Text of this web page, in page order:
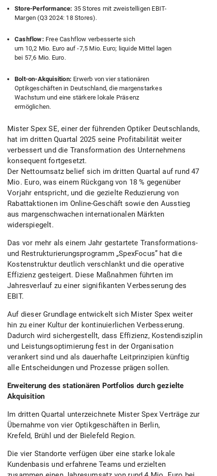
Store-Performance: 35 Stores mit zweistelligen EBIT-
Margen (Q3 2024: 18 Stores).
Cashflow: Free Cashflow verbesserte sich
um 10,2 Mio. Euro auf -7,5 Mio. Euro; liquide Mittel lagen
bei 57,6 Mio. Euro.
Bolt-on-Akquisition: Erwerb von vier stationären
Optikgeschäften in Deutschland, die margenstarkes
Wachstum und eine stärkere lokale Präsenz
ermöglichen.
Mister Spex SE, einer der führenden Optiker Deutschlands,
hat im dritten Quartal 2025 seine Profitabilität weiter
verbessert und die Transformation des Unternehmens
konsequent fortgesetzt.
Der Nettoumsatz belief sich im dritten Quartal auf rund 47
Mio. Euro, was einem Rückgang von 18 % gegenüber
Vorjahr entspricht, und die gezielte Reduzierung von
Rabattaktionen im Online-Geschäft sowie den Ausstieg
aus margenschwachen internationalen Märkten
widerspiegelt.
Das vor mehr als einem Jahr gestartete Transformations-
und Restrukturierungsprogramm „SpexFocus” hat die
Kostenstruktur deutlich verschlankt und die operative
Effizienz gesteigert. Diese Maßnahmen führten im
Jahresverlauf zu einer signifikanten Verbesserung des
EBIT.
Auf dieser Grundlage entwickelt sich Mister Spex weiter
hin zu einer Kultur der kontinuierlichen Verbesserung.
Dadurch wird sichergestellt, dass Effizienz, Kostendisziplin
und Leistungsoptimierung fest in der Organisation
verankert sind und als dauerhafte Leitprinzipien künftig
alle Entscheidungen und Prozesse prägen sollen.
Erweiterung des stationären Portfolios durch gezielte
Akquisition
Im dritten Quartal unterzeichnete Mister Spex Verträge zur
Übernahme von vier Optikgeschäften in Berlin,
Krefeld, Brühl und der Bielefeld Region.
Die vier Standorte verfügen über eine starke lokale
Kundenbasis und erfahrene Teams und erzielten